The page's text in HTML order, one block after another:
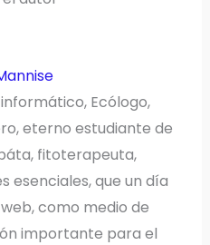
Ecólogo,
eterno estudiante de
fitoterapeuta,
esenciales, que un día
como medio de
importante para el